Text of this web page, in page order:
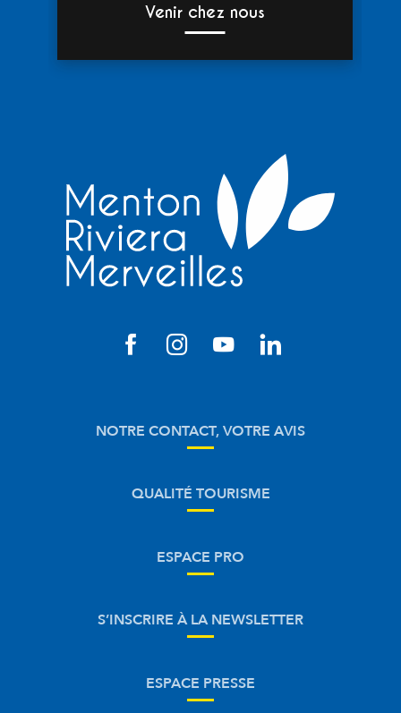
Venir chez nous
NOTRE CONTACT, VOTRE AVIS
QUALITÉ TOURISME
ESPACE PRO
S’INSCRIRE À LA NEWSLETTER
ESPACE PRESSE